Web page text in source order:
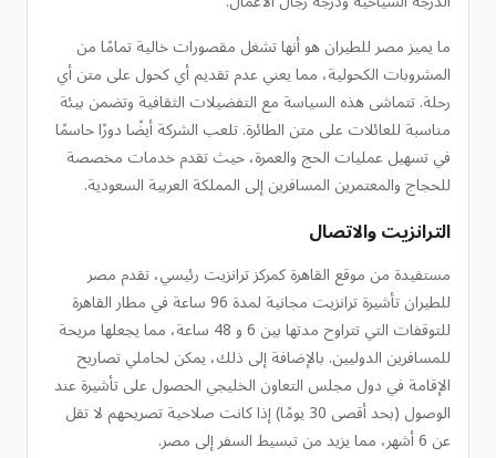
ما يميز مصر للطيران هو أنها تشغل مقصورات خالية تمامًا من
المشروبات الكحولية، مما يعني عدم تقديم أي كحول على متن أي
رحلة. تتماشى هذه السياسة مع التفضيلات الثقافية وتضمن بيئة
مناسبة للعائلات على متن الطائرة. تلعب الشركة أيضًا دورًا حاسمًا
في تسهيل عمليات الحج والعمرة، حيث تقدم خدمات مخصصة
للحجاج والمعتمرين المسافرين إلى المملكة العربية السعودية.
الترانزيت والاتصال
مستفيدة من موقع القاهرة كمركز ترانزيت رئيسي، تقدم مصر
للطيران تأشيرة ترانزيت مجانية لمدة 96 ساعة في مطار القاهرة
للتوقفات التي تتراوح مدتها بين 6 و 48 ساعة، مما يجعلها مريحة
للمسافرين الدوليين. بالإضافة إلى ذلك، يمكن لحاملي تصاريح
الإقامة في دول مجلس التعاون الخليجي الحصول على تأشيرة عند
الوصول (بحد أقصى 30 يومًا) إذا كانت صلاحية تصريحهم لا تقل
عن 6 أشهر، مما يزيد من تبسيط السفر إلى مصر.